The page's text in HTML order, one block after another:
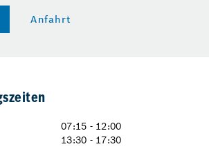
Anfahrt
07:15 - 12:00
13:30 - 17:30